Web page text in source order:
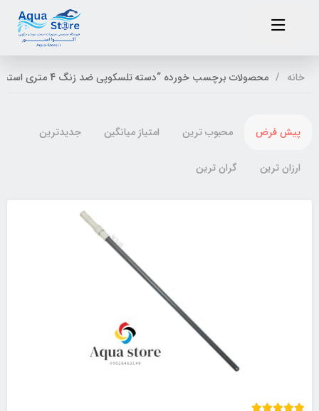
خانه محصولات برچسب خورده “دسته تلسکوپی ضد زنگ 4 متری استخر”
پیش فرض محبوب ترین امتیاز میانگین جدیدترین
ارزان ترین گران ترین